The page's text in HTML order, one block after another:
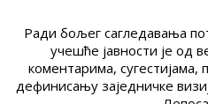
Ради бољег сагледавања
учешће јавности је од
коментарима,
дефинисању заједничке